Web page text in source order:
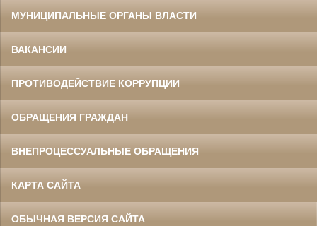
МУНИЦИПАЛЬНЫЕ ОРГАНЫ ВЛАСТИ
ВАКАНСИИ
ПРОТИВОДЕЙСТВИЕ КОРРУПЦИИ
ОБРАЩЕНИЯ ГРАЖДАН
ВНЕПРОЦЕССУАЛЬНЫЕ ОБРАЩЕНИЯ
КАРТА САЙТА
ОБЫЧНАЯ ВЕРСИЯ САЙТА